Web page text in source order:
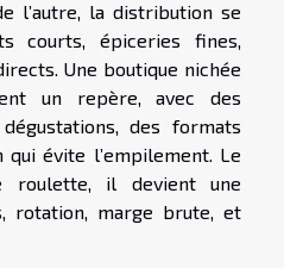
l’autre, la distribution se
courts, épiceries fines,
Une boutique nichée
un repère, avec des
des formats
évite l’empilement. Le
roulette, il devient une
rotation, marge brute, et